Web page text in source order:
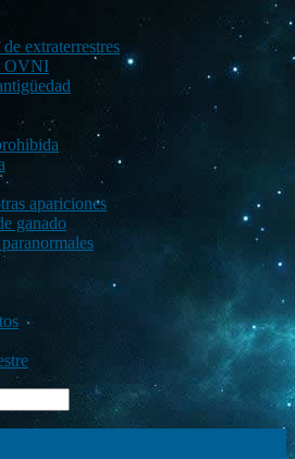
extraterrestres
OVNI
apariciones
ganado